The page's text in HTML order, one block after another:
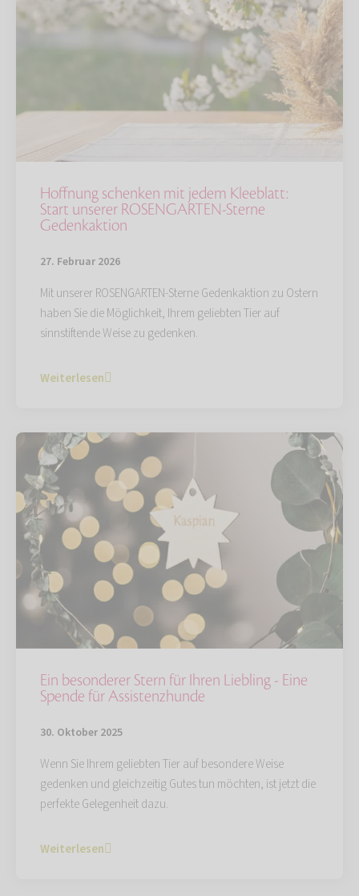
Hoffnung schenken mit jedem Kleeblatt:
Start unserer ROSENGARTEN-Sterne
Gedenkaktion
27. Februar 2026
Mit unserer ROSENGARTEN-Sterne Gedenkaktion zu Ostern
haben Sie die Möglichkeit, Ihrem geliebten Tier auf
sinnstiftende Weise zu gedenken.
Weiterlesen
Ein besonderer Stern für Ihren Liebling - Eine
Spende für Assistenzhunde
30. Oktober 2025
Wenn Sie Ihrem geliebten Tier auf besondere Weise
gedenken und gleichzeitig Gutes tun möchten, ist jetzt die
perfekte Gelegenheit dazu.
Weiterlesen